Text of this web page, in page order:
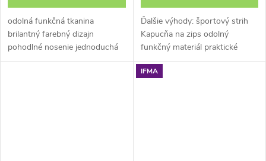
odolná funkčná tkanina
brilantný farebný dizajn
pohodlné nosenie jednoduchá
údržba
Ďalšie výhody: športový strih
Kapucňa na zips odolný
funkčný materiál praktické
klokanie vrecko
IFMA